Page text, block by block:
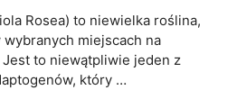
Rosea) to niewielka roślina,
miejscach na
to niewątpliwie jeden z
który …